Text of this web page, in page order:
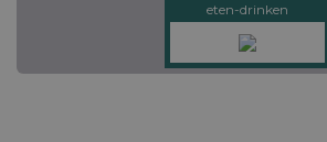
eten-drinken